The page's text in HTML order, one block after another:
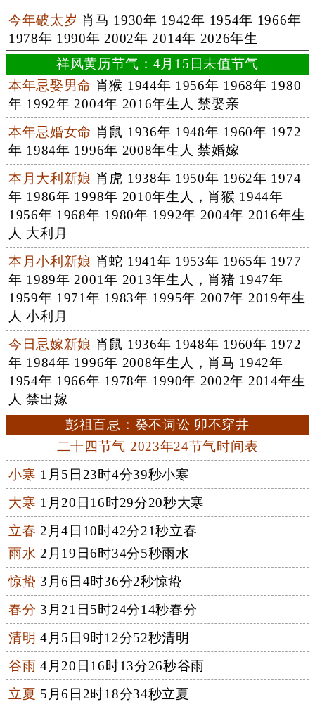
今年破太岁 肖马 1930年 1942年 1954年 1966年
1978年 1990年 2002年 2014年 2026年生
祥风黄历节气：4月15日未值节气
本年忌娶男命 肖猴 1944年 1956年 1968年 1980
年 1992年 2004年 2016年生人 禁娶亲
本年忌婚女命 肖鼠 1936年 1948年 1960年 1972
年 1984年 1996年 2008年生人 禁婚嫁
本月大利新娘 肖虎 1938年 1950年 1962年 1974
年 1986年 1998年 2010年生人，肖猴 1944年
1956年 1968年 1980年 1992年 2004年 2016年生
人 大利月
本月小利新娘 肖蛇 1941年 1953年 1965年 1977
年 1989年 2001年 2013年生人，肖猪 1947年
1959年 1971年 1983年 1995年 2007年 2019年生
人 小利月
今日忌嫁新娘 肖鼠 1936年 1948年 1960年 1972
年 1984年 1996年 2008年生人，肖马 1942年
1954年 1966年 1978年 1990年 2002年 2014年生
人 禁出嫁
彭祖百忌：癸不词讼 卯不穿井
二十四节气 2023年24节气时间表
小寒 1月5日23时4分39秒小寒
大寒 1月20日16时29分20秒大寒
立春 2月4日10时42分21秒立春
雨水 2月19日6时34分5秒雨水
惊蛰 3月6日4时36分2秒惊蛰
春分 3月21日5时24分14秒春分
清明 4月5日9时12分52秒清明
谷雨 4月20日16时13分26秒谷雨
立夏 5月6日2时18分34秒立夏